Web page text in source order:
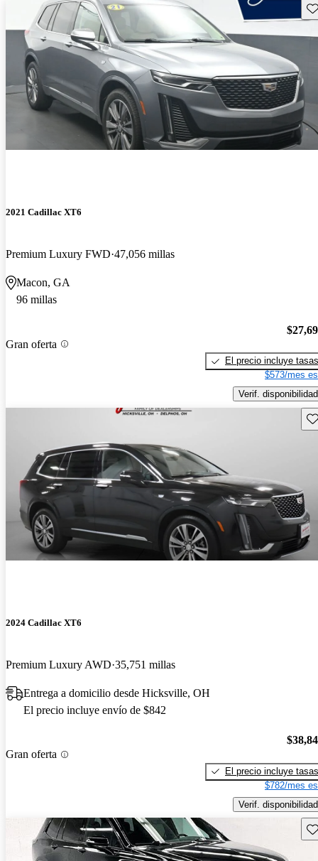
2021 Cadillac XT6
Premium Luxury FWD 47,056 millas
Macon, GA
96 millas
Gran oferta
El precio incluye tasas
$573/mes
Verif. disponibilidad
2024 Cadillac XT6
Premium Luxury AWD 35,751 millas
Entrega a domicilio desde Hicksville, OH
El precio incluye envío de $842
Gran oferta
El precio incluye tasas
$782/mes
Verif. disponibilidad